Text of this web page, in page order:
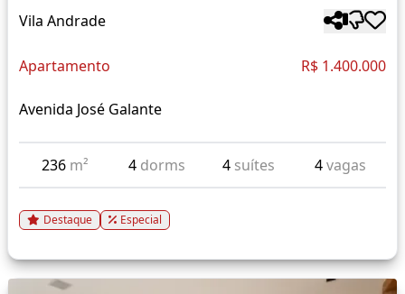
Vila Andrade
Apartamento R$ 1.400.000
Avenida José Galante
236 m² 4 dorms 4 suítes 4vagas
Destaque Especial